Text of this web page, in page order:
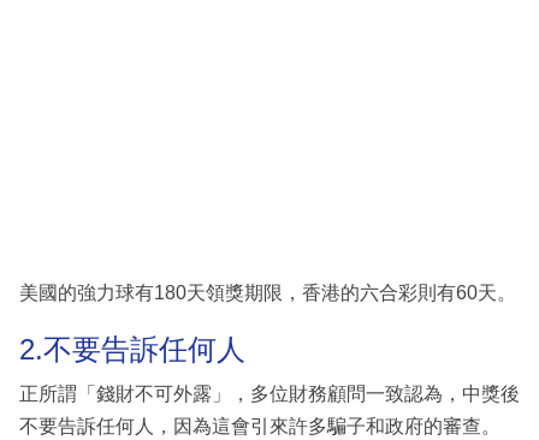
美國的強力球有180天領獎期限，香港的六合彩則有60天。
2.不要告訴任何人
正所謂「錢財不可外露」，多位財務顧問一致認為，中獎後
不要告訴任何人，因為這會引來許多騙子和政府的審查。